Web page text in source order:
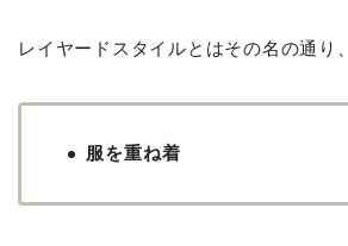
レイヤードスタイルとはその名の通り、
服を重ね着